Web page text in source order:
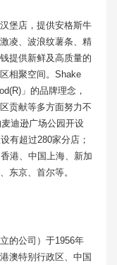
堡店，提供安格斯牛
凌、波浪纹薯条、精
提供新鲜及高质量的
相聚空间。Shake
」的品牌理念，
贡献等多方面努力不
迪逊广场公园开设
有超过280家分店；
港、中国上海、新加
东京、首尔等。
的公司）于1956年
澳特别行政区、中国